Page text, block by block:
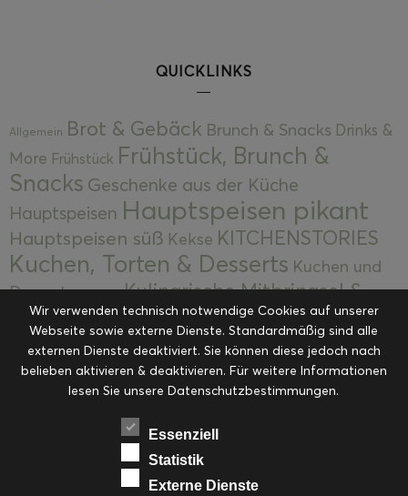
QUICKLINKS
Allgemein Brot & Gebäck Brunch & Snacks Drinks &
More Frühstück Frühstück, Brunch &
Snacks Geschenke aus der Küche
Hauptspeisen Hauptspeisen pikant
Hauptspeisen süß Kekse KITCHENSTORIES
Kuchen, Torten & Desserts Kuchen und
Desserts
Kulinarische Mitbringsel &
Eingemachtes Ohne Kategorie Ostern Resteküche
RezepteSaisonalSliderStartseite
Suppen, Salate & Vorspeisen Vorspeisen &
Vorspeisen, Salate & Suppen
Weihnachten Workshops & Events
Wir verwenden technisch notwendige Cookies auf unserer
Webseite sowie externe Dienste. Standardmäßig sind alle
externen Dienste deaktiviert. Sie können diese jedoch nach
belieben aktivieren & deaktivieren. Für weitere Informationen
lesen Sie unsere Datenschutzbestimmungen.
Essenziell
Statistik
Externe Dienste